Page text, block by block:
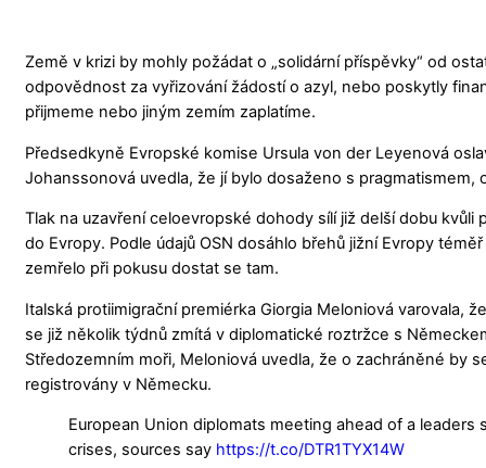
Země v krizi by mohly požádat o „solidární příspěvky“ od
odpovědnost za vyřizování žádostí o azyl, nebo poskytly
přijmeme nebo jiným zemím zaplatíme.
Předsedkyně Evropské komise Ursula von der Leyenová
Johanssonová uvedla, že jí bylo dosaženo s
Tlak na uzavření celoevropské dohody sílí již delší dobu
do Evropy. Podle údajů OSN dosáhlo břehů jižní Evropy
zemřelo při pokusu dostat se tam.
Italská protiimigrační premiérka Giorgia Meloniová varovala,
se již několik týdnů zmítá v diplomatické roztržce s
Středozemním moři, Meloniová uvedla, že o zachráněné by
registrovány v Německu.
European Union diplomats meeting ahead of a
crises, sources say https://t.co/DTR1TYX14W